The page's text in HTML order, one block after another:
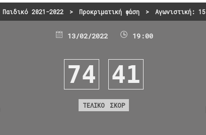
Παιδικό 2021-2022 > Προκριματική φάση > Αγωνιστική: 15
13/02/2022 19:00
74 41
ΤΕΛΙΚΟ ΣΚΟΡ